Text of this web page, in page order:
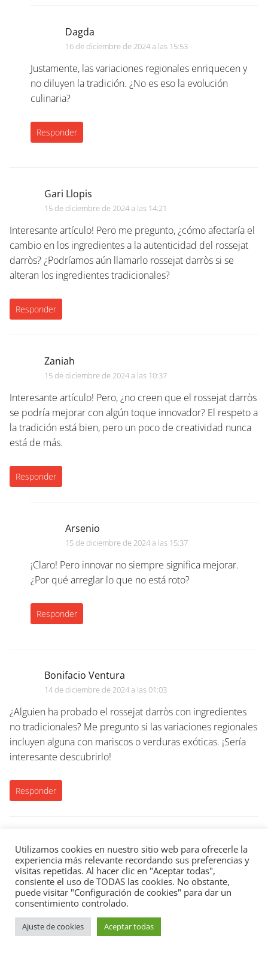
Dagda
16 de diciembre de 2024 a las 15:53
Justamente, las variaciones regionales enriquecen y
no diluyen la tradición. ¿No es eso la evolución
culinaria?
Responder
Gari Llopis
15 de diciembre de 2024 a las 14:21
Interesante artículo! Pero me pregunto, ¿cómo afectaría el
cambio en los ingredientes a la autenticidad del rossejat
darròs? ¿Podríamos aún llamarlo rossejat darròs si se
alteran los ingredientes tradicionales?
Responder
Zaniah
15 de diciembre de 2024 a las 10:37
Interesante artículo! Pero, ¿no creen que el rossejat darròs
se podría mejorar con algún toque innovador? El respeto a
la tradición está bien, pero un poco de creatividad nunca
está de más.
Responder
Arsenio
15 de diciembre de 2024 a las 15:37
¡Claro! Pero innovar no siempre significa mejorar.
¿Por qué arreglar lo que no está roto?
Responder
Bonifacio Ventura
14 de diciembre de 2024 a las 01:03
¿Alguien ha probado el rossejat darròs con ingredientes
no tradicionales? Me pregunto si las variaciones regionales
incluyen alguna con mariscos o verduras exóticas. ¡Sería
interesante descubrirlo!
Responder
13 de diciembre de 2024 a las 15:59
¿Alguien ha probado hacer el rossejat con arroz integral?
Aunque no sea tradicional, creo que podría ser una
variación interesante. Y, ¿qué opinan de añadir mariscos?
¡Podría ser una explosión de sabores!
Utilizamos cookies en nuestro sitio web para ofrecerle la
experiencia más relevante recordando sus preferencias y
visitas repetidas. Al hacer clic en "Aceptar todas",
consiente el uso de TODAS las cookies. No obstante,
puede visitar "Configuración de cookies" para dar un
consentimiento controlado.
Ajuste de cookies Aceptar todas